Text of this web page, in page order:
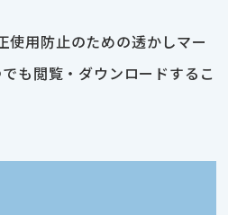
使用防止のための透かしマー
も閲覧・ダウンロードするこ